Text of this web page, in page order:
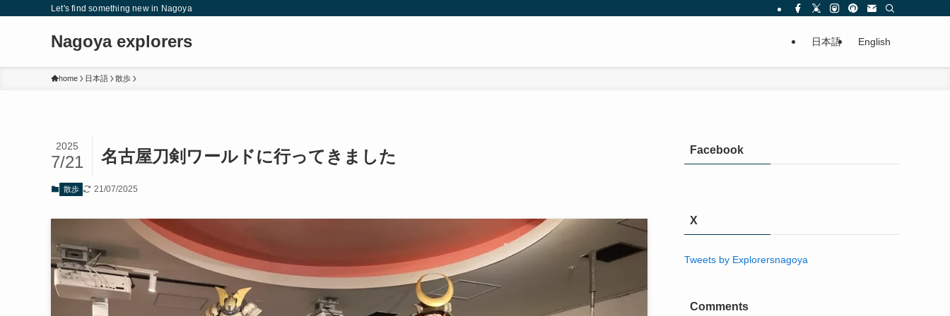
Let's find something new in Nagoya
Nagoya explorers 日本語 English
home 日本語 散歩
名古屋刀剣ワールドに行ってきました
2025
7/21
散歩 21/07/2025
Facebook
X
Tweets by Explorersnagoya
Comments